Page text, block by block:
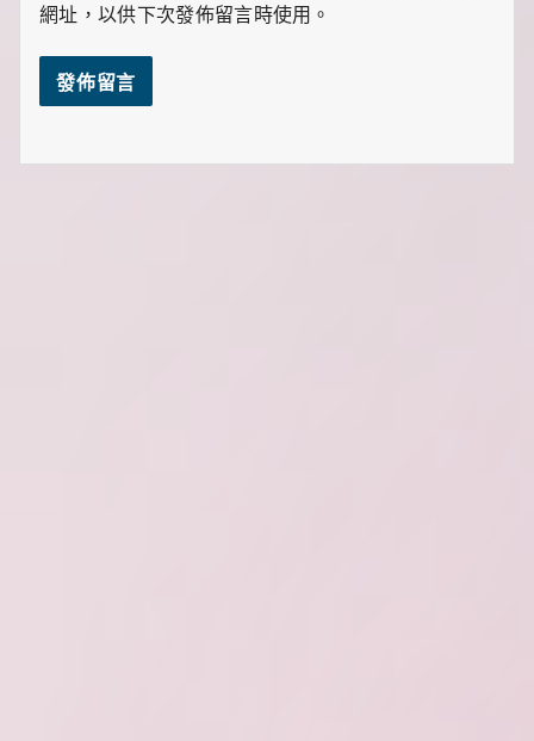
網址，以供下次發佈留言時使用。